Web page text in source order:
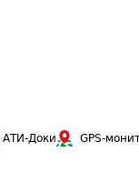
АТИ-Доки GPS-